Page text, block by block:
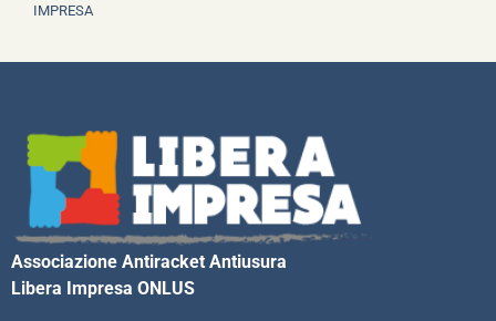
IMPRESA
Associazione Antiracket Antiusura
Libera Impresa ONLUS